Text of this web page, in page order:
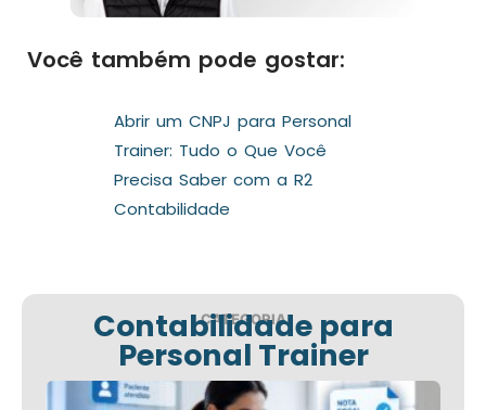
Você também pode gostar:
Abrir um CNPJ para Personal
Trainer: Tudo o Que Você
Precisa Saber com a R2
Contabilidade
CATEGORIA
Contabilidade para
Personal Trainer